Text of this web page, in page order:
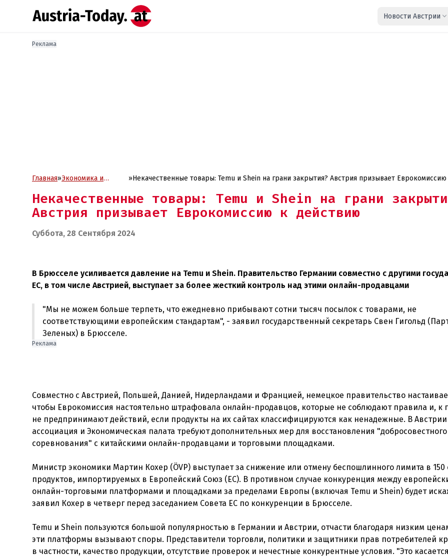
Новости Австрии
Реклама
Главная»Экономика и
»Некачественные товары: Temu и Shein на грани закрытия? Австрия призывает
Некачественные товары: Temu и Shein на грани
Австрия призывает Еврокомиссию к действию
Суббота, 28 Сентября 2024
В Брюсселе усиливается давление на Temu и Shein. Правительство Германии совместно с другими
ЕС, в том числе Австрией, выступает за более жесткий контроль над этими онлайн-продавцами
"Мы не можем больше терпеть, что ежедневно прибывают сотни тысяч посылок с товарами, не
соответствующими европейским стандартам", - заявил государственный секретарь Свен Гигольд
Зеленых) в Брюсселе.
Реклама
Совместно с Австрией, Польшей, Данией, Нидерландами и Францией, немецкое правительство
чтобы Еврокомиссия настоятельно штрафовала онлайн-продавцов, которые не соблюдают правила и, к
не предпринимают действий, если продукты на их сайтах классифицируются как ненадежные. В Австрии
ассоциация и Экономическая палата требуют дополнительных мер для восстановления "добросовестного
соревнования" с китайскими онлайн-продавцами и торговыми площадками.
Министр экономики Мартин Кохер (ÖVP) выступает за снижение или отмену беспошлинного лимита в 150
продуктов, импортируемых в Европейский Союз (ЕС). В противном случае конкуренция между
онлайн-торговыми платформами и площадками за пределами Европы (включая Temu и Shein) будет
заявил Кохер в четверг перед заседанием Совета ЕС по конкуренции в Брюсселе.
Temu и Shein пользуются большой популярностью в Германии и Австрии, отчасти благодаря низким
эти платформы вызывают споры. Представители торговли, политики и защитники прав потребителей
в частности, качество продукции, отсутствие проверок и нечестные конкурентные условия. "Это